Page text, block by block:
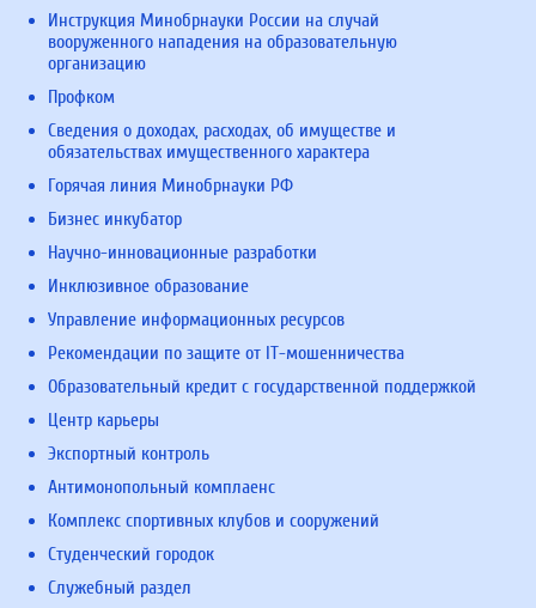
Инструкция Минобрнауки России на случай
вооруженного нападения на образовательную
организацию
Профком
Сведения о доходах, расходах, об имуществе и
обязательствах имущественного характера
Горячая линия Минобрнауки РФ
Бизнес инкубатор
Научно-инновационные разработки
Инклюзивное образование
Управление информационных ресурсов
Рекомендации по защите от IT-мошенничества
Образовательный кредит с государственной поддержкой
Центр карьеры
Экспортный контроль
Антимонопольный комплаенс
Комплекс спортивных клубов и сооружений
Студенческий городок
Служебный раздел